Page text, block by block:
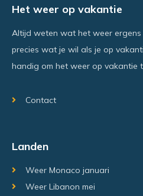
Het weer op vakantie
Altijd weten wat het weer
precies wat je wil als je op
handig om het weer op vakantie
Contact
Landen
Weer Monaco januari
Weer Libanon mei